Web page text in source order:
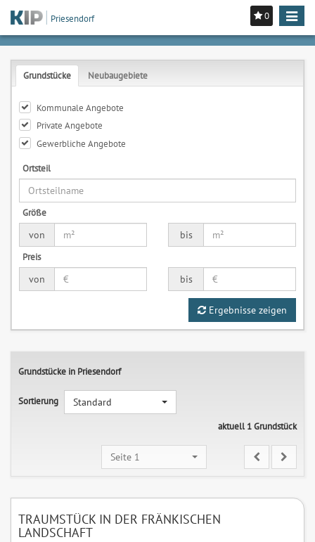
0
Toggle
Priesendorf
Grundstücke Neubaugebiete
Kommunale Angebote
Private Angebote
Gewerbliche Angebote
Ortsteil
Größe
von
bis
Preis
von
bis
Ergebnisse zeigen
Grundstücke in Priesendorf
Sortierung
Standard
aktuell 1 Grundstück
Seite 1
TRAUMSTÜCK IN DER FRÄNKISCHEN
LANDSCHAFT